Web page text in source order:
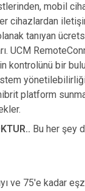
mobil
cihazlardan
tanıyan
UCM
kontrolünü bir
platform
Bu her şey
ve 75'e kadar